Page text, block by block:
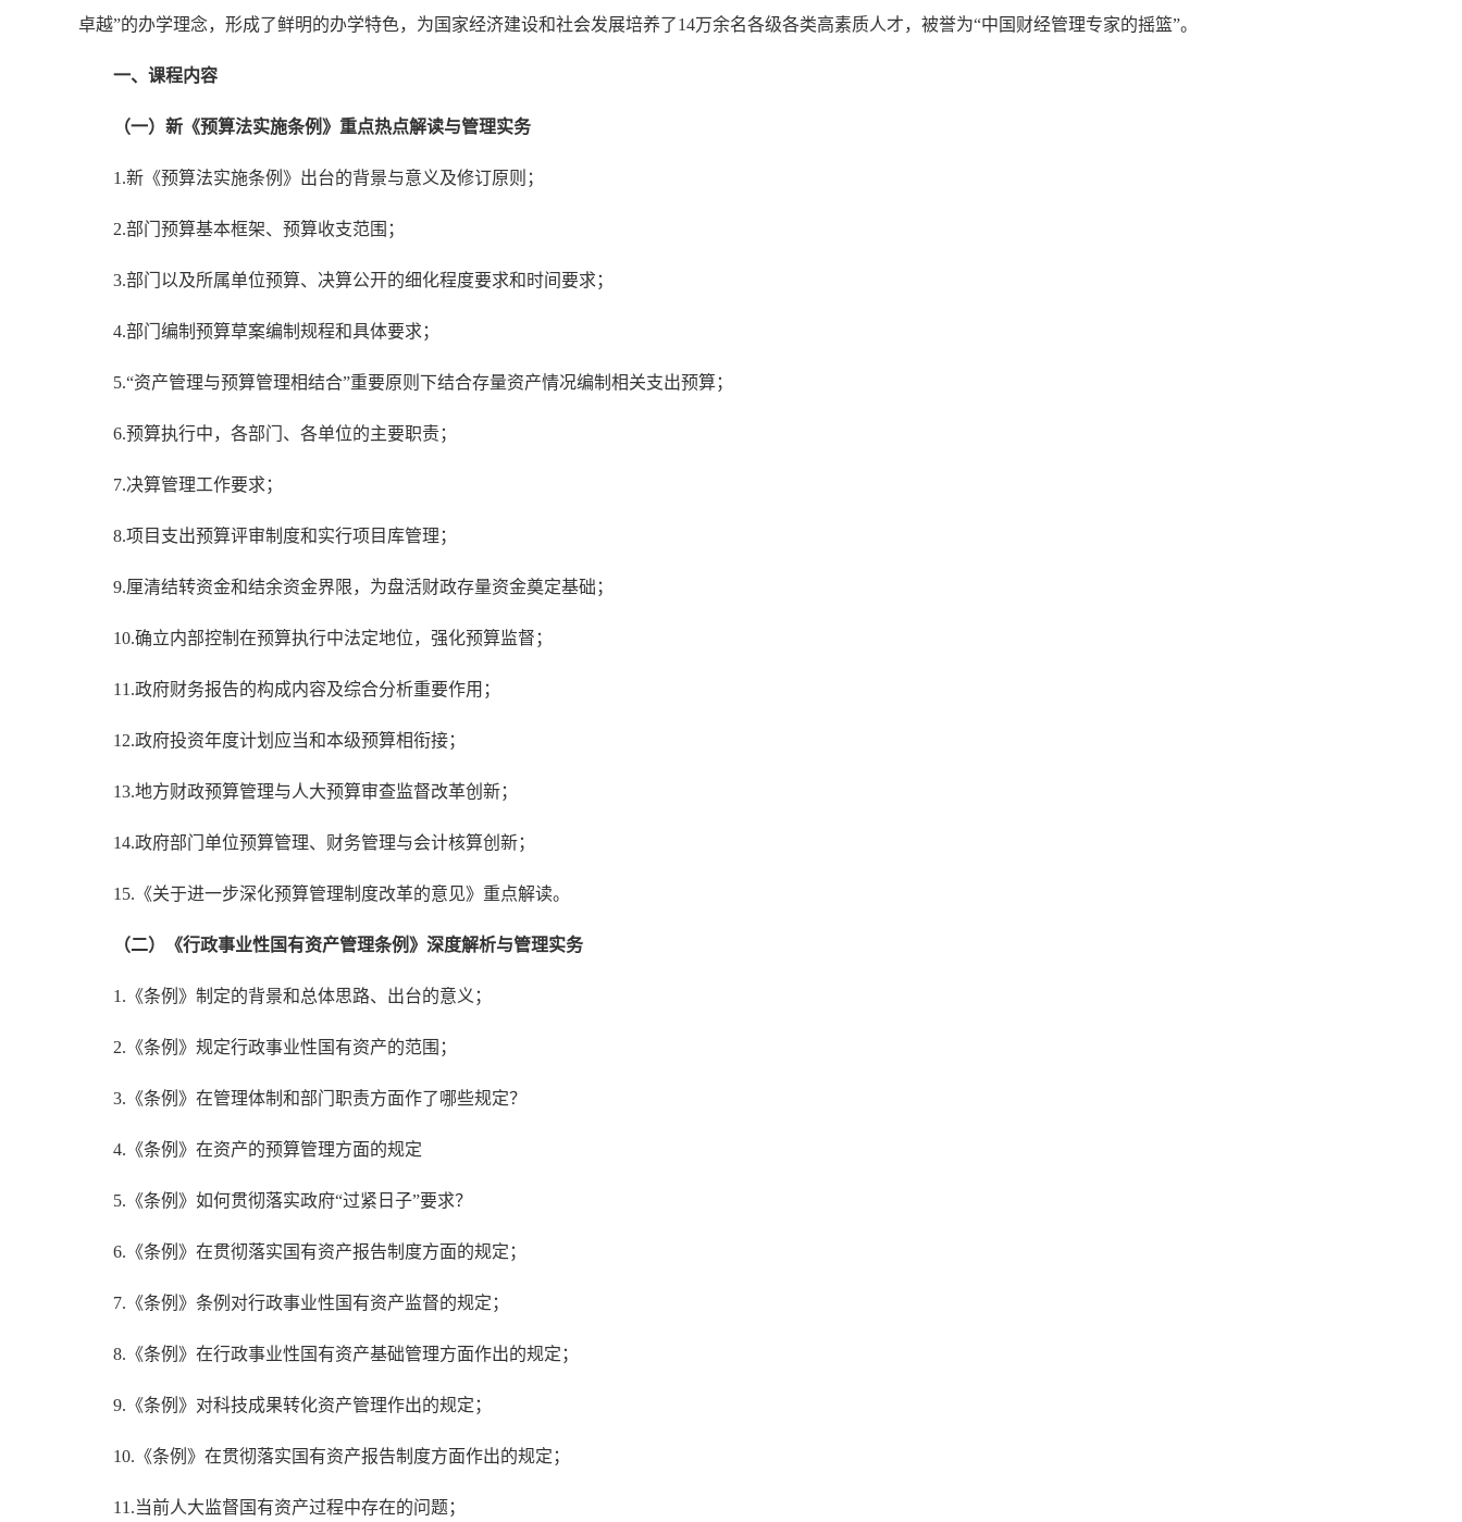
卓越”的办学理念，形成了鲜明的办学特色，为国家经济建设和社会发展培养了14万余名各级各类高素质人才，被誉为“中国财经管理专家的摇篮”。
一、课程内容
（一）新《预算法实施条例》重点热点解读与管理实务
1.新《预算法实施条例》出台的背景与意义及修订原则；
2.部门预算基本框架、预算收支范围；
3.部门以及所属单位预算、决算公开的细化程度要求和时间要求；
4.部门编制预算草案编制规程和具体要求；
5.“资产管理与预算管理相结合”重要原则下结合存量资产情况编制相关支出预算；
6.预算执行中，各部门、各单位的主要职责；
7.决算管理工作要求；
8.项目支出预算评审制度和实行项目库管理；
9.厘清结转资金和结余资金界限，为盘活财政存量资金奠定基础；
10.确立内部控制在预算执行中法定地位，强化预算监督；
11.政府财务报告的构成内容及综合分析重要作用；
12.政府投资年度计划应当和本级预算相衔接；
13.地方财政预算管理与人大预算审查监督改革创新；
14.政府部门单位预算管理、财务管理与会计核算创新；
15.《关于进一步深化预算管理制度改革的意见》重点解读。
（二）《行政事业性国有资产管理条例》深度解析与管理实务
1.《条例》制定的背景和总体思路、出台的意义；
2.《条例》规定行政事业性国有资产的范围；
3.《条例》在管理体制和部门职责方面作了哪些规定？
4.《条例》在资产的预算管理方面的规定
5.《条例》如何贯彻落实政府“过紧日子”要求？
6.《条例》在贯彻落实国有资产报告制度方面的规定；
7.《条例》条例对行政事业性国有资产监督的规定；
8.《条例》在行政事业性国有资产基础管理方面作出的规定；
9.《条例》对科技成果转化资产管理作出的规定；
10.《条例》在贯彻落实国有资产报告制度方面作出的规定；
11.当前人大监督国有资产过程中存在的问题；